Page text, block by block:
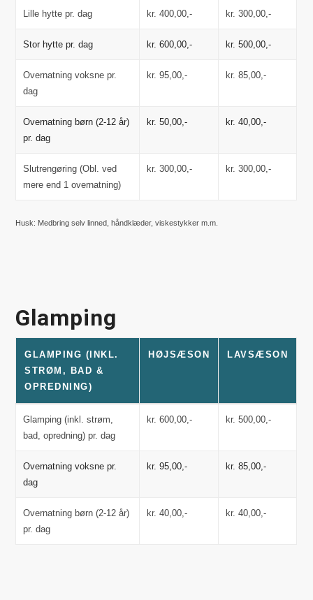
Lille hytte pr. dag kr. 400,00,- kr. 300,00,-
Stor hytte pr. dag kr. 600,00,- kr. 500,00,-
Overnatning voksne pr.
dag
kr. 95,00,- kr. 85,00,-
Overnatning børn (2-12 år)
pr. dag
kr. 50,00,- kr. 40,00,-
Slutrengøring (Obl. ved
mere end 1 overnatning)
kr. 300,00,- kr. 300,00,-
Husk: Medbring selv linned, håndklæder, viskestykker m.m.
Glamping
GLAMPING (INKL.
STRØM, BAD &
OPREDNING)
HØJSÆSON LAVSÆSON
Glamping (inkl. strøm,
bad, opredning) pr. dag
kr. 600,00,- kr. 500,00,-
Overnatning voksne pr.
dag
kr. 95,00,- kr. 85,00,-
Overnatning børn (2-12 år)
pr. dag
kr. 40,00,- kr. 40,00,-